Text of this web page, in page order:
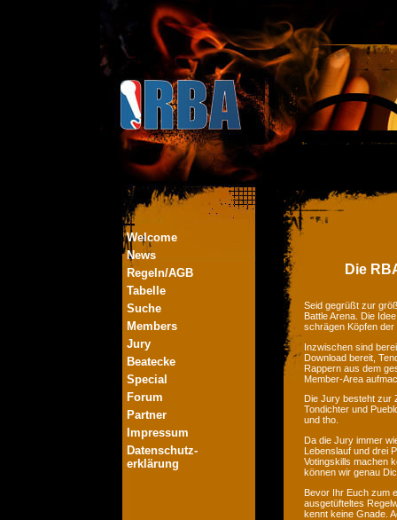
Welcome
News
Regeln/AGB
Tabelle
Suche
Members
Jury
Beatecke
Special
Forum
Partner
Impressum
Datenschutz-
erklärung
Die
Seid gegrüßt zur
Battle Arena. Die
schrägen Köpfen
Inzwischen sind
Download bereit,
Rappern aus dem
Member-Area
Die Jury besteht zur
Tondichter und
und tho.
Da die Jury immer
Lebenslauf und drei
Votingskills machen
können wir genau
Bevor Ihr Euch zum
ausgetüfteltes
kennt keine Gnade.